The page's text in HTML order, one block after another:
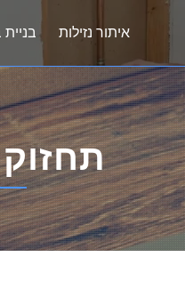
איתור נזילות